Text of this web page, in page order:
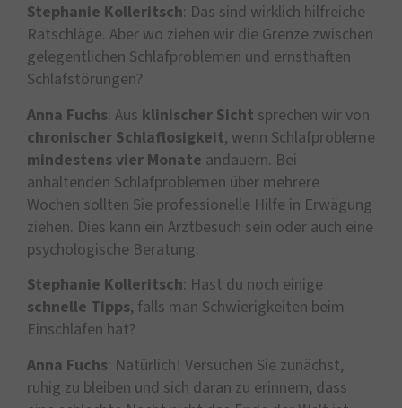
Stephanie Kolleritsch: Das sind wirklich hilfreiche
Ratschläge. Aber wo ziehen wir die Grenze zwischen
gelegentlichen Schlafproblemen und ernsthaften
Schlafstörungen?
Anna Fuchs: Aus klinischer Sicht sprechen wir von
chronischer Schlaflosigkeit, wenn Schlafprobleme
mindestens vier Monate andauern. Bei
anhaltenden Schlafproblemen über mehrere
Wochen sollten Sie professionelle Hilfe in Erwägung
ziehen. Dies kann ein Arztbesuch sein oder auch eine
psychologische Beratung.
Stephanie Kolleritsch: Hast du noch einige
schnelle Tipps, falls man Schwierigkeiten beim
Einschlafen hat?
Anna Fuchs: Natürlich! Versuchen Sie zunächst,
ruhig zu bleiben und sich daran zu erinnern, dass